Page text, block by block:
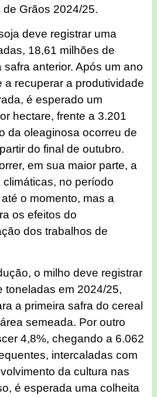
Grãos 2024/25.
deve registrar uma
18,61 milhões de
anterior. Após um ano
recuperar a produtividade
é esperado um
hectare, frente a 3.201
da oleaginosa ocorreu de
do final de outubro.
em sua maior parte, a
no período
o momento, mas a
os efeitos do
dos trabalhos de
o milho deve registrar
toneladas em 2024/25,
a primeira safra do cereal
semeada. Por outro
4,8%, chegando a 6.062
intercaladas com
da cultura nas
é esperada uma colheita